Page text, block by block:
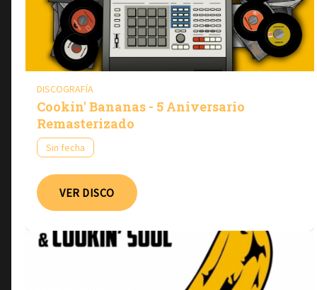
DISCOGRAFÍA
Cookin' Bananas - 5 Aniversario
Remasterizado
Sin fecha
VER DISCO